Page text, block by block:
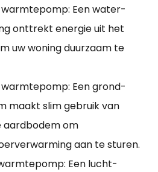
Een water-
onttrekt energie uit het
uw woning duurzaam te
Een grond-
maakt slim gebruik van
aardbodem om
aan te sturen.
Een lucht-